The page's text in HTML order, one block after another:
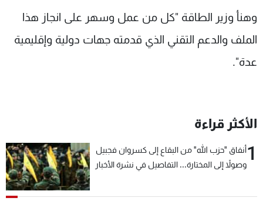
وهنأ وزير الطاقة "كل من عمل وسهر على انجاز هذا
الملف والدعم التقني الذي قدمته جهات دولية وإقليمية
عدة".
الأكثر قراءة
1أنفاق "حزب الله" من البقاع إلى كسروان فجبيل
وصولاً إلى المختارة... التفاصيل في نشرة الأخبار